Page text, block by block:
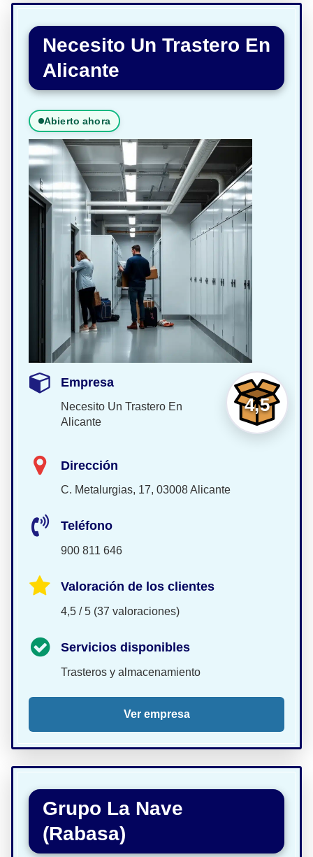
Necesito Un Trastero En
Alicante
Abierto ahora
4,5
Empresa
Necesito Un Trastero En
Alicante
Dirección
C. Metalurgias, 17, 03008 Alicante
Teléfono
900 811 646
Valoración de los clientes
4,5 / 5 (37 valoraciones)
Servicios disponibles
Trasteros y almacenamiento
Ver empresa
Grupo La Nave
(Rabasa)